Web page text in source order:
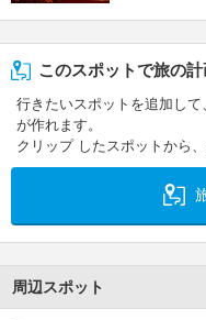
このスポットで旅の
行きたいスポットを追加して
が作れます。
クリップ したスポットから
周辺スポット